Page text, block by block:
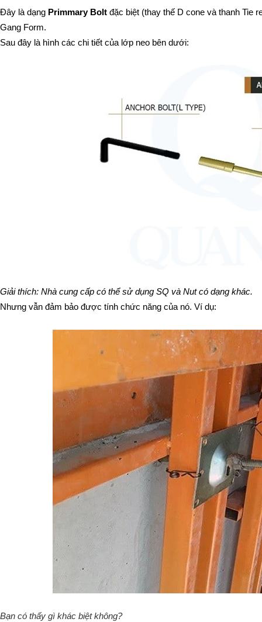
Đây là dạng Primmary Bolt đặc biệt (thay thế D cone và thanh Tie
Gang Form.
Sau đây là hình các chi tiết của lớp neo bên dưới:
Giải thích: Nhà cung cấp có thể sử dụng SQ và Nut có dạng khác.
Nhưng vẫn đảm bảo được tính chức năng của nó. Ví dụ:
Bạn có thấy gì khác biệt không?